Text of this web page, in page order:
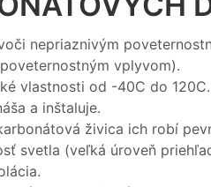
nepriaznivým
vplyvom).
vlastnosti od -40C do 120C.
a inštaluje.
živica ich robí
svetla (veľká úroveň